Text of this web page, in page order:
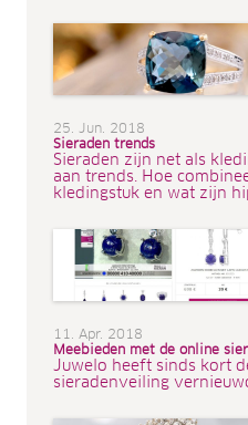
25. Jun. 2018
Sieraden trends
Sieraden zijn net als
aan trends. Hoe
kledingstuk en wat zijn
11. Apr. 2018
Meebieden met de online
Juwelo heeft sinds kort
sieradenveiling